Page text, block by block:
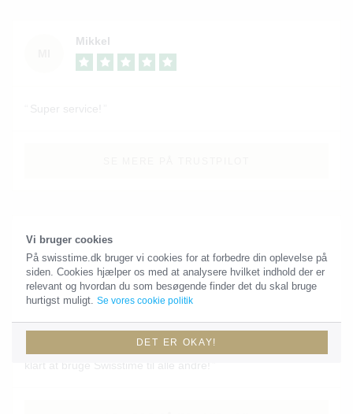
Mikkel
Super service!
Frederik
Super service!Lækker og hurtig servicering af drengene
bag Swisstime. Afgav mit ønske til Julian omkring model mv.
og modtog mit ur hurtigt og uden problemer. Anbefaler helt
klart at bruge Swisstime til alle andre!
Vi bruger cookies
På swisstime.dk bruger vi cookies for at forbedre din oplevelse på
siden. Cookies hjælper os med at analysere hvilket indhold der er
relevant og hvordan du som besøgende finder det du skal bruge
hurtigst muligt. Se vores cookie politik
DET ER OKAY!